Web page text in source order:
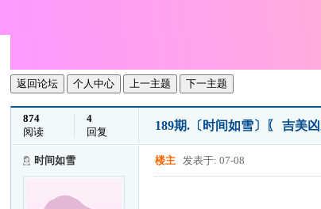
返回论坛 个人中心 上一主题 下一主题
874
阅读
4
回复
189期.〔时间如雪〕〖 吉美
时间如雪 楼主 发表于: 07-08